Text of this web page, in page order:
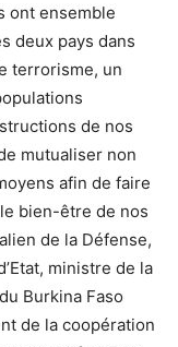
ont ensemble
deux pays dans
terrorisme, un
de nos
mutualiser non
afin de faire
bien-être de nos
de la Défense,
ministre de la
Burkina Faso
de la coopération